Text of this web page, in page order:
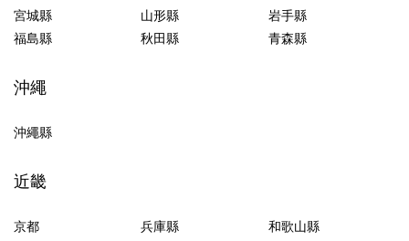
宮城縣 山形縣
岩手縣
福島縣
秋田縣 青森縣
沖繩
沖繩縣
近畿
京都 兵庫縣
和歌山縣